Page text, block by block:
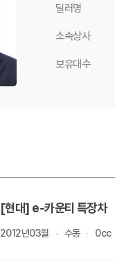
딜러명
소속상사
보유대수
[현대] e-카운티 특장차
2012년03월 수동 0cc